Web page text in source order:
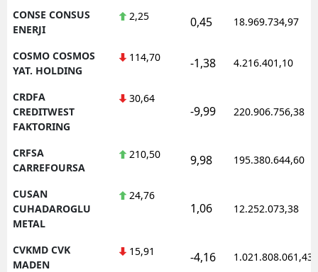
CONSE CONSUS
ENERJI
2,25 0,45 18.969.734,97
COSMO COSMOS
YAT. HOLDING
114,70 -1,38 4.216.401,10
CRDFA
CREDITWEST
FAKTORING
30,64
-9,99 220.906.756,38
CRFSA
CARREFOURSA
210,50 9,98 195.380.644,60
CUSAN
CUHADAROGLU
METAL
24,76
1,06 12.252.073,38
CVKMD CVK
MADEN
15,91 -4,16 1.021.808.061,43